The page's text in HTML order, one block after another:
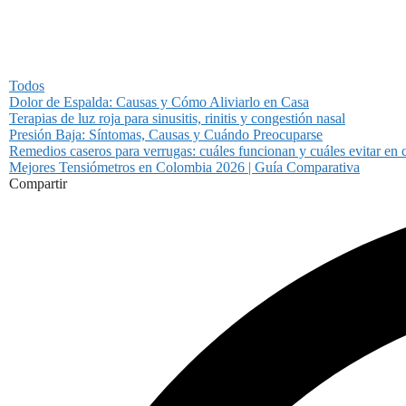
Todos
Dolor de Espalda: Causas y Cómo Aliviarlo en Casa
Terapias de luz roja para sinusitis, rinitis y congestión nasal
Presión Baja: Síntomas, Causas y Cuándo Preocuparse
Remedios caseros para verrugas: cuáles funcionan y cuáles evitar en
Mejores Tensiómetros en Colombia 2026 | Guía Comparativa
Compartir